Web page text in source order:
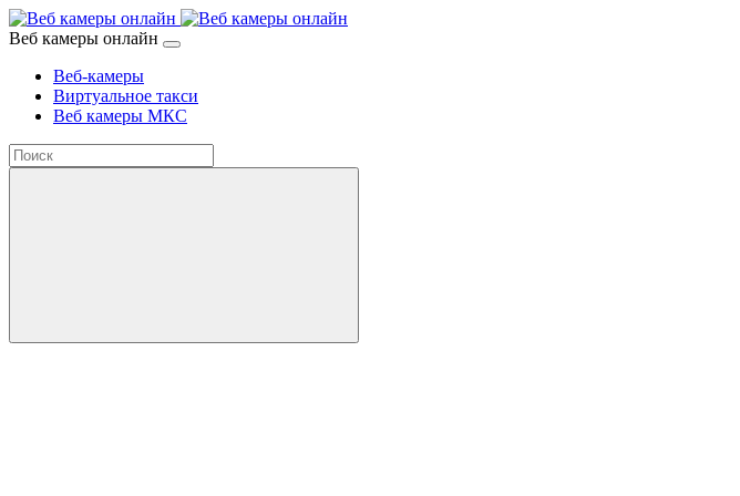
Веб камеры онлайн
Веб-камеры
Виртуальное такси
Веб камеры МКС